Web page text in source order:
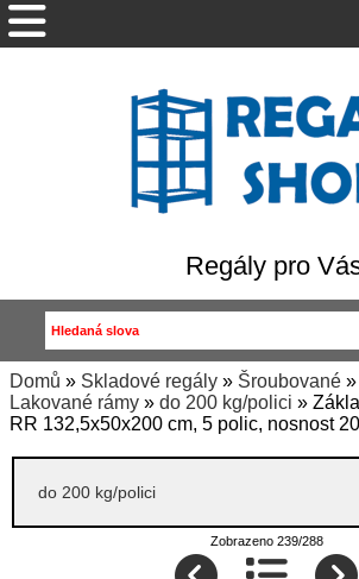
Regály pro
Domů » Skladové regály » Šroubované »
Lakované rámy » do 200 kg/polici »
RR 132,5x50x200 cm, 5 polic, nosnost
do 200 kg/polici
Zobrazeno 239/288